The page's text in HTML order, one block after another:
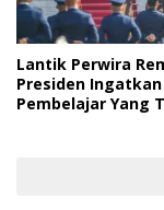
Lantik Perwira
Presiden Ingatkan
Pembelajar Yang